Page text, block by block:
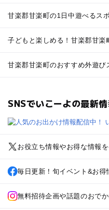
甘楽郡甘楽町の1日中遊べるス
子どもと楽しめる！甘楽郡甘楽
甘楽郡甘楽町のおすすめ外遊び
SNSでいこーよの最新
お役立ち情報やお得な情報
毎日更新！旬イベント&お得
無料招待企画や話題のおで